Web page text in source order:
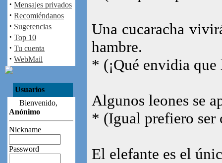
· Mensajes privados
· Recomiéndanos
· Sugerencias
· Top 10
· Tu cuenta
· WebMail
Usuarios
Bienvenido,
Anónimo
Nickname
Password
Una cucaracha
hambre.
* (¡Qué envidia
Algunos leones se
* (Igual prefiero ser
El elefante es el